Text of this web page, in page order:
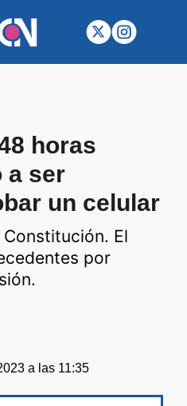
horas
a ser
un celular
El
por
a las 11:35